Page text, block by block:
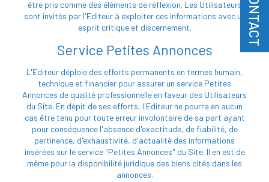
CONTACT
être pris comme des éléments de réflexion. Les Utilisateurs
sont invités par l'Editeur à exploiter ces informations avec un
esprit critique et discernement.
Service Petites Annonces
L'Editeur déploie des efforts permanents en termes humain,
technique et financier pour assurer un service Petites
Annonces de qualité professionnelle en faveur des Utilisateurs
du Site. En dépit de ses efforts, l'Editeur ne pourra en aucun
cas être tenu pour toute erreur involontaire de sa part ayant
pour conséquence l'absence d'exactitude, de fiabilité, de
pertinence, d'exhaustivité, d'actualité des informations
insérées sur le service "Petites Annonces" du Site. Il en est de
même pour la disponibilité juridique des biens cités dans les
annonces.